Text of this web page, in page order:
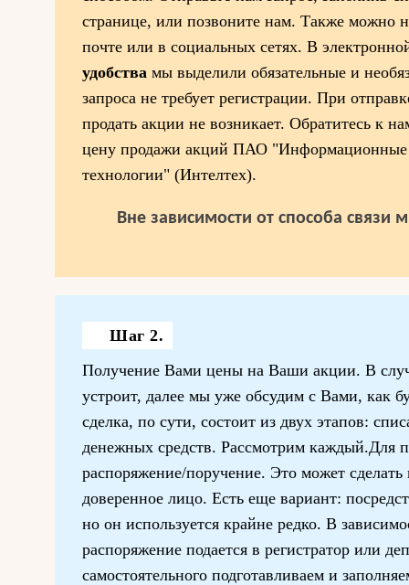
странице, или позвоните нам. Также можно
почте или в социальных сетях. В
удобства мы выделили обязательные и
запроса не требует регистрации. При
продать акции не возникает. Обратитесь к
цену продажи акций ПАО "Информационные
технологии" (Интелтех).
Вне зависимости от способа связи
Шаг 2.
Получение Вами цены на Ваши акции. В
устроит, далее мы уже обсудим с Вами, как
сделка, по сути, состоит из двух этапов:
денежных средств. Рассмотрим каждый.Для
распоряжение/поручение. Это может сделать
доверенное лицо. Есть еще вариант:
но он используется крайне редко. В
распоряжение подается в регистратор или
самостоятельного подготавливаем и